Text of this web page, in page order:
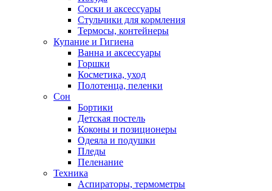
Соски и аксессуары
Стульчики для кормления
Термосы, контейнеры
Купание и Гигиена
Ванна и аксессуары
Горшки
Косметика, уход
Полотенца, пеленки
Сон
Бортики
Детская постель
Коконы и позиционеры
Одеяла и подушки
Пледы
Пеленание
Техника
Аспираторы, термометры